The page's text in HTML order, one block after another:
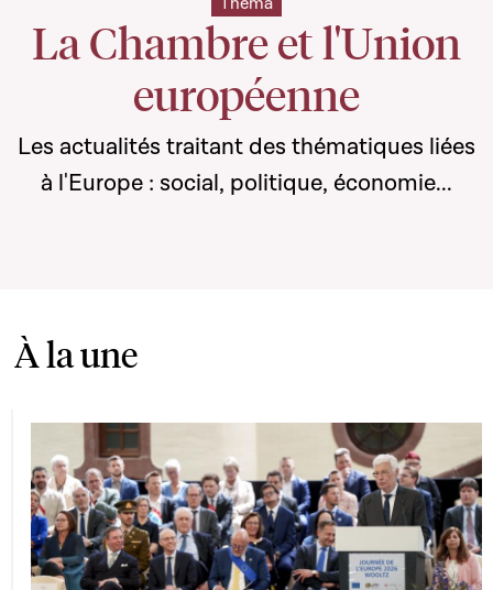
La Chambre et l'Union
européenne
Les actualités traitant des thématiques liées
à l'Europe : social, politique, économie...
À la une